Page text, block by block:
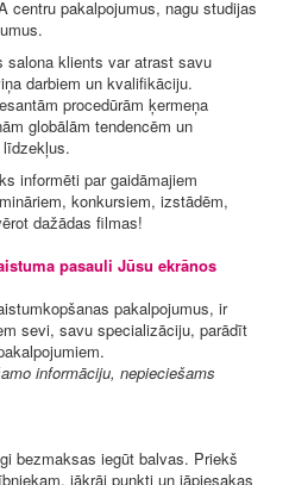
centru pakalpojumus, nagu studijas
salona klients var atrast savu
darbiem un kvalifikāciju.
procedūrām ķermeņa
globālām tendencēm un
informēti par gaidāmajiem
konkursiem, izstādēm,
dažādas filmas!
pasauli Jūsu ekrānos
pakalpojumus, ir
sevi, savu specializāciju, parādīt
informāciju, nepieciešams
bezmaksas iegūt balvas. Priekš
jākrāj punkti un jāpiesakas